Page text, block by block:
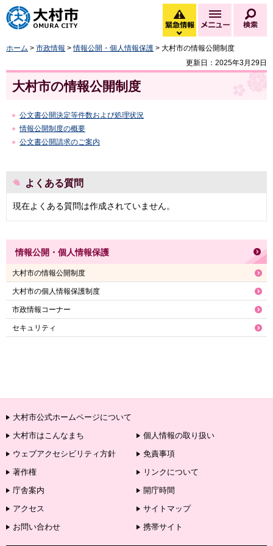
大村市
緊急情報
緊急情報を開く
メニュー
ホーム > 市政情報 >情報公開・個人情報保護 > 大村市の情報公開制度
更新日：2025年3月29日
大村市の情報公開制度
公文書公開決定等件数および処理状況
情報公開制度の概要
公文書公開請求のご案内
よくある質問
現在よくある質問は作成されていません。
情報公開・個人情報保護
大村市の情報公開制度
大村市の個人情報保護制度
市政情報コーナー
セキュリティ
大村市公式ホームページについて
大村市はこんなまち
個人情報の取り扱い
ウェブアクセシビリティ方針
免責事項
著作権
リンクについて
庁舎案内
開庁時間
アクセス
サイトマップ
お問い合わせ
携帯サイト